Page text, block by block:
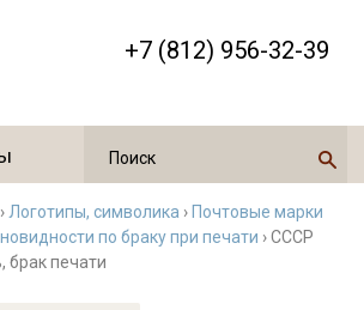
+7 (812) 956-32-39
› Логотипы, символика › Почтовые марки
по браку при печати › СССР
брак печати